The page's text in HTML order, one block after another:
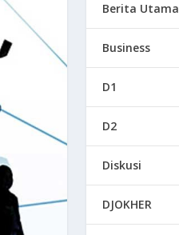
Berita Utama
Business
D1
D2
Diskusi
DJOKHER